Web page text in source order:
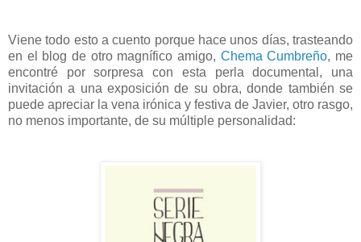
Viene todo esto a cuento porque hace unos días, trasteando
en el blog de otro magnífico amigo, Chema Cumbreño, me
encontré por sorpresa con esta perla documental, una
invitación a una exposición de su obra, donde también se
puede apreciar la vena irónica y festiva de Javier, otro rasgo,
no menos importante, de su múltiple personalidad: